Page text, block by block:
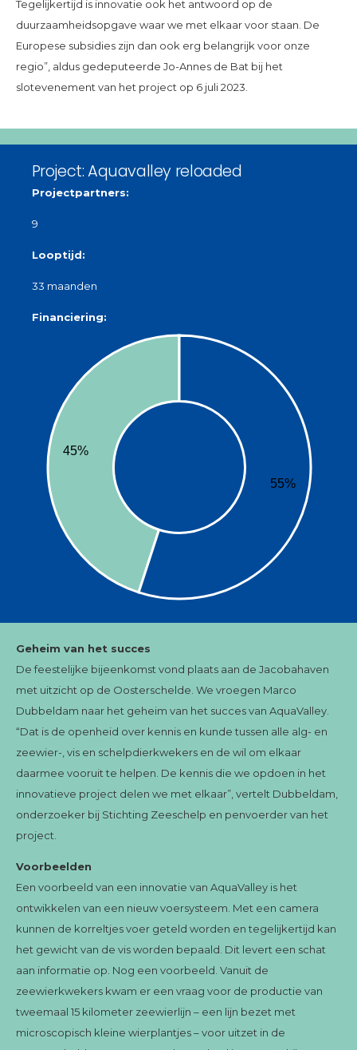
Tegelijkertijd is innovatie ook het antwoord op de
duurzaamheidsopgave waar we met elkaar voor staan. De
Europese subsidies zijn dan ook erg belangrijk voor onze
regio”, aldus gedeputeerde Jo-Annes de Bat bij het
slotevenement van het project op 6 juli 2023.
Project: Aquavalley reloaded
Projectpartners:
9
Looptijd:
33 maanden
Financiering:
45%
55%
Geheim van het succes
De feestelijke bijeenkomst vond plaats aan de Jacobahaven
met uitzicht op de Oosterschelde. We vroegen Marco
Dubbeldam naar het geheim van het succes van AquaValley.
“Dat is de openheid over kennis en kunde tussen alle alg- en
zeewier-, vis en schelpdierkwekers en de wil om elkaar
daarmee vooruit te helpen. De kennis die we opdoen in het
innovatieve project delen we met elkaar”, vertelt Dubbeldam,
onderzoeker bij Stichting Zeeschelp en penvoerder van het
project.
Voorbeelden
Een voorbeeld van een innovatie van AquaValley is het
ontwikkelen van een nieuw voersysteem. Met een camera
kunnen de korreltjes voer geteld worden en tegelijkertijd kan
het gewicht van de vis worden bepaald. Dit levert een schat
aan informatie op. Nog een voorbeeld. Vanuit de
zeewierkwekers kwam er een vraag voor de productie van
tweemaal 15 kilometer zeewierlijn – een lijn bezet met
microscopisch kleine wierplantjes – voor uitzet in de